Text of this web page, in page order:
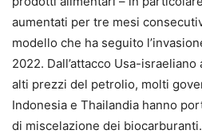
aumentati per tre mesi
modello che ha seguito
2022. Dall’attacco Usa-israeliano
alti prezzi del petrolio, molti
Indonesia e Thailandia hanno
di miscelazione dei